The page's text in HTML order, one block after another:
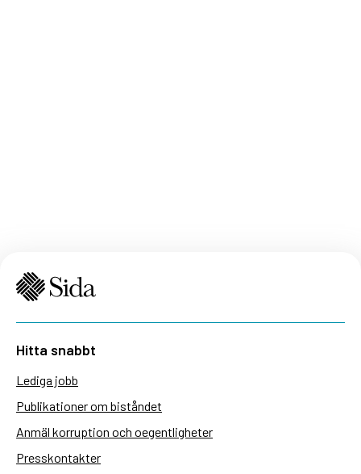
Hitta snabbt
Lediga jobb
Publikationer om biståndet
Anmäl korruption och oegentligheter
Presskontakter